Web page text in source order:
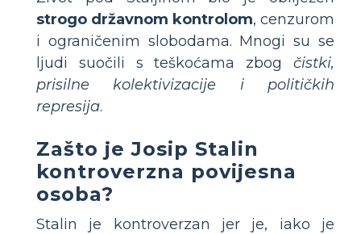
strogo državnom kontrolom, cenzurom
i ograničenim slobodama. Mnogi su se
ljudi suočili s teškoćama zbog čistki,
prisilne kolektivizacije i političkih
represija.
Zašto je Josip Stalin
kontroverzna povijesna
osoba?
Stalin je kontroverzan jer je, iako je